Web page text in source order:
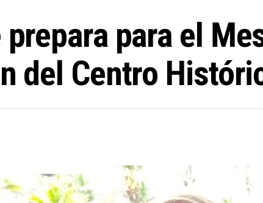
para el
del Centro